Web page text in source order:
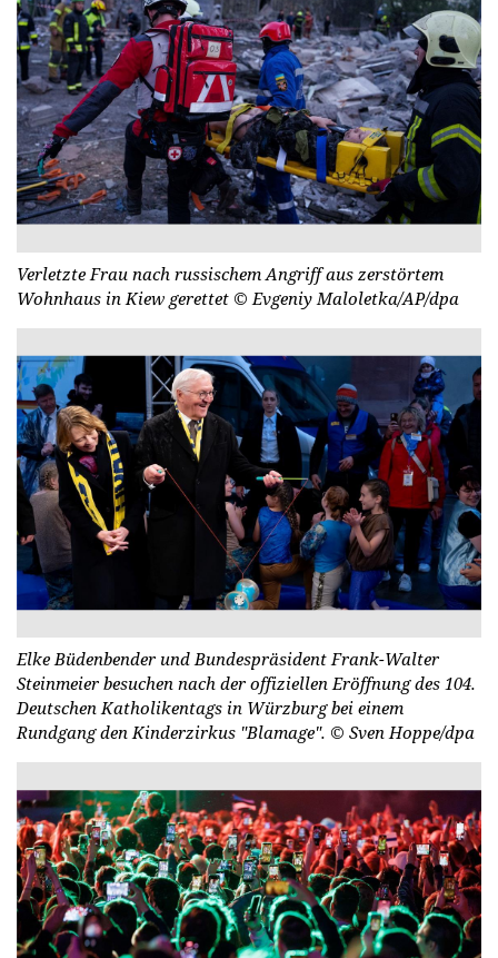
Verletzte Frau nach russischem Angriff aus zerstörtem
Wohnhaus in Kiew gerettet © Evgeniy Maloletka/AP/dpa
Elke Büdenbender und Bundespräsident Frank-Walter
Steinmeier besuchen nach der offiziellen Eröffnung des 104.
Deutschen Katholikentags in Würzburg bei einem
Rundgang den Kinderzirkus "Blamage". © Sven Hoppe/dpa